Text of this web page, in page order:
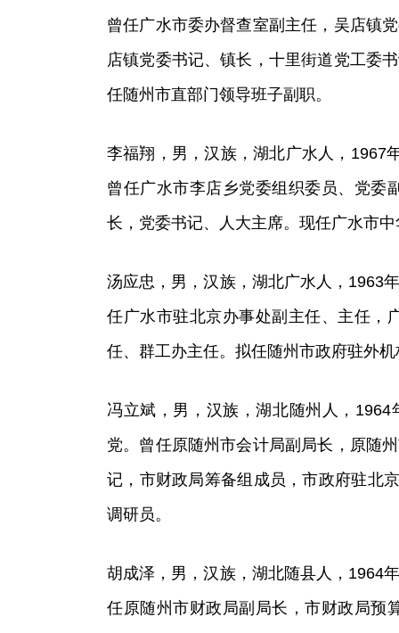
曾任广水市委办督查室副主任，吴店镇
店镇党委书记、镇长，十里街道党工委
任随州市直部门领导班子副职。
李福翔，男，汉族，湖北广水人，1967
曾任广水市李店乡党委组织委员、党委
长，党委书记、人大主席。现任广水市
汤应忠，男，汉族，湖北广水人，1963
任广水市驻北京办事处副主任、主任，
任、群工办主任。拟任随州市政府驻外
冯立斌，男，汉族，湖北随州人，
党。曾任原随州市会计局副局长，原随
记，市财政局筹备组成员，市政府驻北
调研员。
胡成泽，男，汉族，湖北随县人，1964
任原随州市财政局副局长，市财政局预